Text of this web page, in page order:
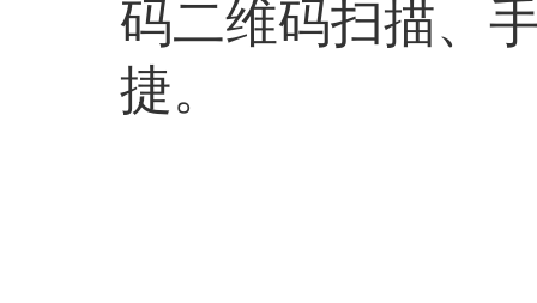
码二维码扫描、
捷。